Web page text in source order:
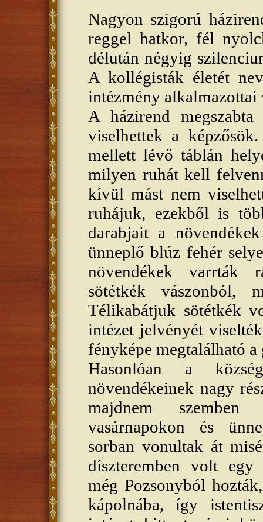
Nagyon szigorú
reggel hatkor, fél
délután négyig
A kollégisták életét
intézmény alkalmazottai
A házirend
viselhettek a
mellett lévő táblán
milyen ruhát kell
kívül mást nem
ruhájuk, ezekből is
darabjait a
ünneplő blúz fehér
növendékek varrták
sötétkék vászonból,
Télikabátjuk sötétkék
intézet jelvényét
fényképe megtalálható
Hasonlóan a
növendékeinek nagy
majdnem
vasárnapokon és
sorban vonultak át
díszteremben volt
még Pozsonyból
kápolnába, így